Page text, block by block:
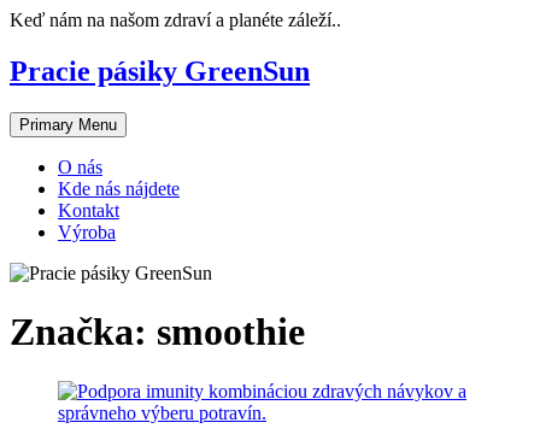
Skip
content
Keď nám na našom zdraví a planéte záleží..
Pracie pásiky GreenSun
Primary Menu
O nás
Kde nás nájdete
Kontakt
Výroba
Značka: smoothie